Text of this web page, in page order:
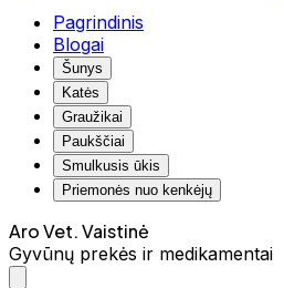
Pagrindinis
Blogai
Šunys
Katės
Graužikai
Paukščiai
Smulkusis ūkis
Priemonės nuo kenkėjų
Aro Vet. Vaistinė
Gyvūnų prekės ir medikamentai